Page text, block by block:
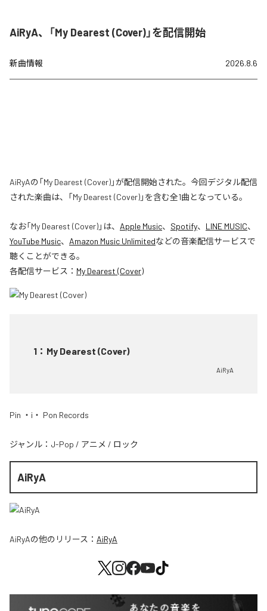
AiRyA、「My Dearest (Cover)」を配信開始
新曲情報 2026.8.6
AiRyAの「My Dearest (Cover)」が配信開始された。今回デジタル配信
された楽曲は、「My Dearest (Cover)」を含む全1曲となっている。
なお「My Dearest (Cover)」は、 Apple Music、 Spotify、 LINE MUSIC、
YouTube Music、 Amazon Music Unlimitedなどの音楽配信サービスで
聴くことができる。
各配信サービス： My Dearest (Cover)
1 ： My Dearest (Cover)
AiRyA
Pin ・i・ Pon Records
ジャンル： J-Pop / アニメ / ロック
AiRyA
AiRyAの他のリリース： AiRyA